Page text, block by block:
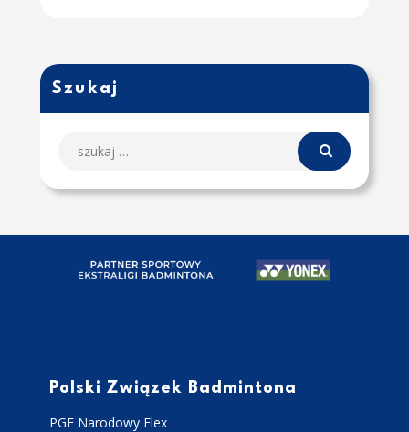
Szukaj
Polski Związek Badmintona
PGE Narodowy Flex